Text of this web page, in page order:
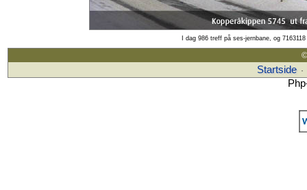
I dag 986 treff på ses-jernbane, og
Startside ·